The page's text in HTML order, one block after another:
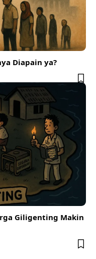
Diapain ya?
Giligenting Makin